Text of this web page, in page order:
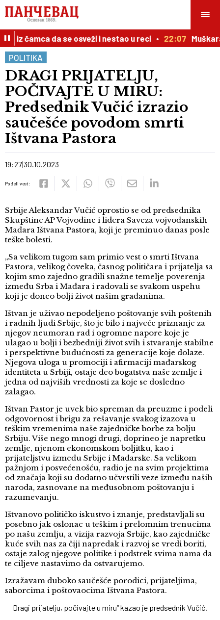
iz čamca da se osveži i nestao u reci 22:07
POLITIKA
DRAGI PRIJATELJU,
POČIVAJTE U MIRU:
Predsednik Vučić izrazio
saučešće povodom smrti
Ištvana Pastora
19:2730.10.2023
Podeli vest:
Srbije Aleksandar Vučić oprostio se od predsednika
Skupštine AP Vojvodine i lidera Saveza vojvođanskih
Mađara Ištvana Pastora, koji je preminuo danas posle
teške bolesti.
„Sa velikom tugom sam primio vest o smrti Ištvana
Pastora, velikog čoveka, časnog političara i prijatelja sa
kojim smo zajedno gradili snažne temelje poverenja
između Srba i Mađara i radovali se svakom uspehu
koji je doneo bolji život našim građanima.
Ištvan je uživao nepodeljeno poštovanje svih poštenih
i radnih ljudi Srbije, što je bilo i najveće priznanje za
njegov neumoran rad i ogromne napore koje je
ulagao u bolji i bezbedniji život svih i stvaranje stabilne
i perspektivne budućnosti za generacije koje dolaze.
Njegova uloga u promociji i afirmaciji mađarskog
identiteta u Srbiji, ostaje deo bogatstva naše zemlje i
jedna od najviših vrednosti za koje se dosledno
zalagao.
Ištvan Pastor je uvek bio spreman da preuzme i podeli
odgovornost i brigu za rešavanje svakog izazova u
teškim vremenima naše zajedničke borbe za bolju
Srbiju. Više nego mnogi drugi, doprineo je napretku
zemlje, njenom ekonomskom boljitku, kao i
prijateljstvu između Srbije i Mađarske. Sa velikom
pažnjom i posvećenošću, radio je na svim projektima
od značaja koji su dodatno učvrstili veze između naših
naroda, zasnovane na međusobnom poštovanju i
razumevanju.
Ištvanovo političko iskustvo i znanje, predstavljali su
posebno jak oslonac u teškim i prelomnim trenucima
po našu zemlju, a vizija razvoja Srbije, kao zajedničke
kuće svih nas za čiji napredak i razvoj se vredi boriti,
ostaje zalog njegove politike i podstrek svima nama da
te ciljeve nastavimo da ostvarujemo.
Izražavam duboko saučešće porodici, prijateljima,
saborcima i poštovaocima Ištvana Pastora.
Dragi prijatelju, počivajte u miru“ kazao je predsednik Vučić.